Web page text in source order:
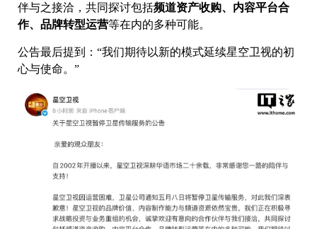
伴与之接洽，共同探讨包括频道资产收购、内容平台合
作、品牌转型运营等在内的多种可能。
公告最后提到：“我们期待以新的模式延续星空卫视的初
心与使命。”